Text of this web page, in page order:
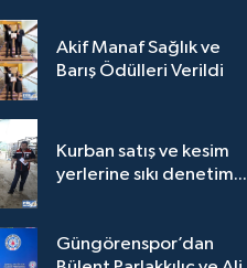
Akif Manaf Sağlık ve
Barış Ödülleri Verildi
Kurban satış ve kesim
yerlerine sıkı denetim...
Güngörenspor’dan